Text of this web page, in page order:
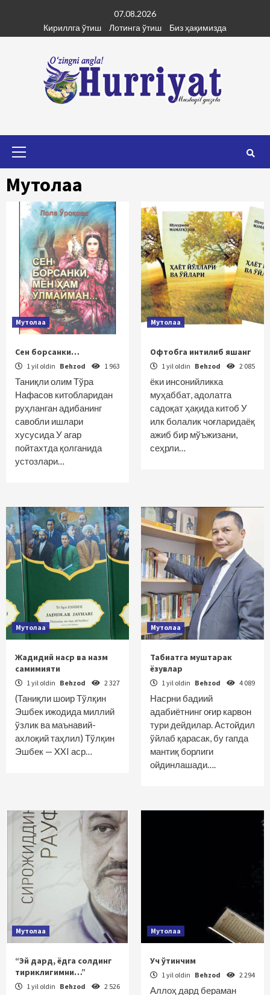
content
07.08.2026
Кириллга ўтиш
Лотинга ўтиш Биз ҳақимизда
Мутолаа
Мутолаа
Сен борсанки…
1 yil oldin Behzod 1 963
Таниқли олим Тўра
Нафасов китобларидан
руҳланган адибанинг
савобли ишлари
хусусида У агар
пойтахтда қолганида
устозлари…
Мутолаа
Офтобга интилиб яшанг
1 yil oldin Behzod 2 085
ёки инсонийликка
муҳаббат, адолатга
садоқат ҳақида китоб У
илк болалик чоғларидаёқ
ажиб бир мўъжизани,
сеҳрли…
Мутолаа
Жадидий наср ва назм
самимияти
1 yil oldin Behzod 2 327
(Таниқли шоир Тўлқин
Эшбек ижодида миллий
ўзлик ва маънавий-
ахлоқий таҳлил) Тўлқин
Эшбек — XXI аср…
Мутолаа
Табиатга муштарак
ёзувлар
1 yil oldin Behzod 4 089
Насрни бадиий
адабиётнинг оғир карвон
тури дейдилар. Астойдил
ўйлаб қарасак, бу гапда
мантиқ борлиги
ойдинлашади….
Мутолаа
“Эй дард, ёдга солдинг
тириклигимни…”
1 yil oldin Behzod 2 526
Мутолаа
Уч ўтинчим
1 yil oldin Behzod 2 294
Аллоҳ дард бераман